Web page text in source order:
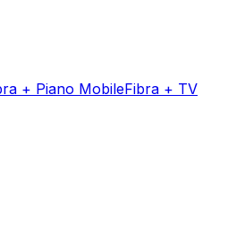
+ Piano MobileFibra + TV